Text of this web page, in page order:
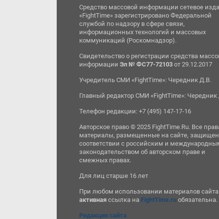
Средство массовой информации сетевое
«FightTime» зарегистрировано Федеральной
службой по надзору в сфере связи,
информационных технологий и массовых
коммуникаций (Роскомнадзор).
Свидетельство о регистрации средства
информацииЭл № ФС77-72103 от 29.12.2017
Учредитель СМИ «FightTime»: Чередник Д.В.
Главный редактор СМИ «FightTime»: Чередник
Телефон редакции: +7 (495) 147-17-16
Авторское право © 2025 FightTime.Ru. Все
материалы, размещенные на сайте,
соответствии с российским и
законодательством об авторском праве и
смежных правах.
Для лиц старше 16 лет
При любом использовании материалов сайта
активная ссылка на FightTime.ru обязательна.
Редакция сайта